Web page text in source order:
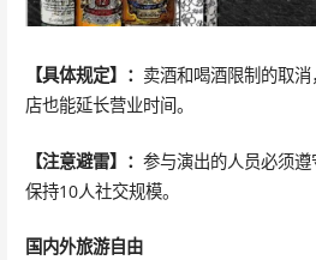
【具体规定】： 卖酒和喝酒限制的取
店也能延长营业时间。
【注意避雷】： 参与演出的人员必须
保持10人社交规模。
国内外旅游自由